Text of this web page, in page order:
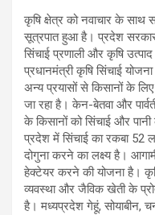
कृषि क्षेत्र को नवाचार के साथ
सूत्रपात हुआ है। प्रदेश सरकार
सिंचाई प्रणाली और कृषि
प्रधानमंत्री कृषि सिंचाई
अन्य प्रयासों से किसानों के लिए
जा रहा है। केन-बेतवा और
के किसानों को सिंचाई और पानी
प्रदेश में सिंचाई का रकबा
दोगुना करने का लक्ष्य है।
हेक्टेयर करने की योजना है।
व्यवस्था और जैविक खेती के
है। मध्यप्रदेश गेहूं, सोयाबीन,